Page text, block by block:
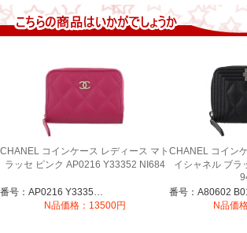
CHANEL コインケース レディース マト
ラッセ ピンク AP0216 Y33352 NI684
番号：AP0216 Y33352 NI684
N品価格：13500円
CHANEL コイン
イシャネル ブラ
N品価